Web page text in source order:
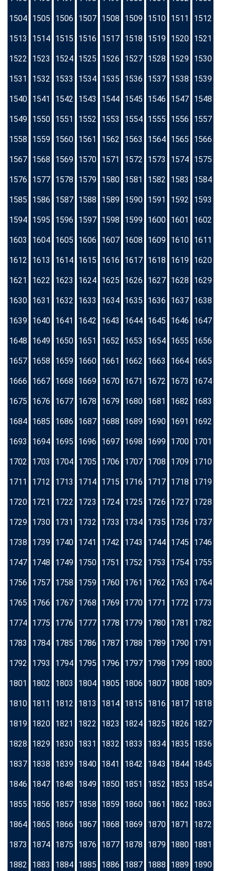
1504 1505 1506 1507 1508 1509 1510 1511 1512
1513 1514 1515 1516 1517 1518 1519 1520 1521
1522 1523 1524 1525 1526 1527 1528 1529 1530
1531 1532 1533 1534 1535 1536 1537 1538 1539
1540 1541 1542 1543 1544 1545 1546 1547 1548
1549 1550 1551 1552 1553 1554 1555 1556 1557
1558 1559 1560 1561 1562 1563 1564 1565 1566
1567 1568 1569 1570 1571 1572 1573 1574 1575
1576 1577 1578 1579 1580 1581 1582 1583 1584
1585 1586 1587 1588 1589 1590 1591 1592 1593
1594 1595 1596 1597 1598 1599 1600 1601 1602
1603 1604 1605 1606 1607 1608 1609 1610 1611
1612 1613 1614 1615 1616 1617 1618 1619 1620
1621 1622 1623 1624 1625 1626 1627 1628 1629
1630 1631 1632 1633 1634 1635 1636 1637 1638
1639 1640 1641 1642 1643 1644 1645 1646 1647
1648 1649 1650 1651 1652 1653 1654 1655 1656
1657 1658 1659 1660 1661 1662 1663 1664 1665
1666 1667 1668 1669 1670 1671 1672 1673 1674
1675 1676 1677 1678 1679 1680 1681 1682 1683
1684 1685 1686 1687 1688 1689 1690 1691 1692
1693 1694 1695 1696 1697 1698 1699 1700 1701
1702 1703 1704 1705 1706 1707 1708 1709 1710
1711 1712 1713 1714 1715 1716 1717 1718 1719
1720 1721 1722 1723 1724 1725 1726 1727 1728
1729 1730 1731 1732 1733 1734 1735 1736 1737
1738 1739 1740 1741 1742 1743 1744 1745 1746
1747 1748 1749 1750 1751 1752 1753 1754 1755
1756 1757 1758 1759 1760 1761 1762 1763 1764
1765 1766 1767 1768 1769 1770 1771 1772 1773
1774 1775 1776 1777 1778 1779 1780 1781 1782
1783 1784 1785 1786 1787 1788 1789 1790 1791
1792 1793 1794 1795 1796 1797 1798 1799 1800
1801 1802 1803 1804 1805 1806 1807 1808 1809
1810 1811 1812 1813 1814 1815 1816 1817 1818
1819 1820 1821 1822 1823 1824 1825 1826 1827
1828 1829 1830 1831 1832 1833 1834 1835 1836
1837 1838 1839 1840 1841 1842 1843 1844 1845
1846 1847 1848 1849 1850 1851 1852 1853 1854
1855 1856 1857 1858 1859 1860 1861 1862 1863
1864 1865 1866 1867 1868 1869 1870 1871 1872
1873 1874 1875 1876 1877 1878 1879 1880 1881
1882 1883 1884 1885 1886 1887 1888 1889 1890